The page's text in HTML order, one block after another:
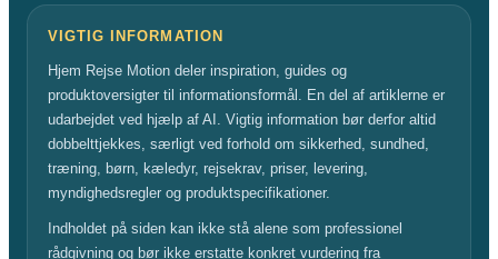
VIGTIG INFORMATION
Hjem Rejse Motion deler inspiration, guides og
produktoversigter til informationsformål. En del af artiklerne er
udarbejdet ved hjælp af AI. Vigtig information bør derfor altid
dobbelttjekkes, særligt ved forhold om sikkerhed, sundhed,
træning, børn, kæledyr, rejsekrav, priser, levering,
myndighedsregler og produktspecifikationer.
Indholdet på siden kan ikke stå alene som professionel
rådgivning og bør ikke erstatte konkret vurdering fra